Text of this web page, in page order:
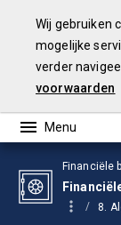
Wij gebruiken
mogelijke
verder
voorwaarden
Financiële
8.